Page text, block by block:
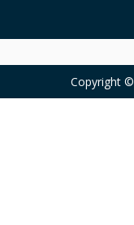
Copyright